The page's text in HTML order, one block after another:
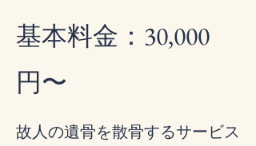
基本料金：30,000
円〜
故人の遺骨を散骨するサービス